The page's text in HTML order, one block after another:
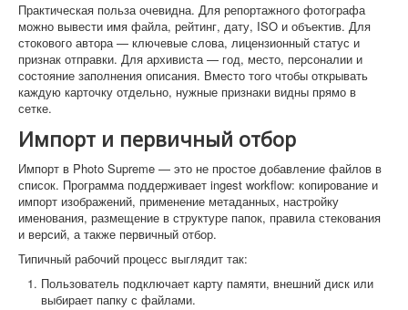
Практическая польза очевидна. Для репортажного фотографа
можно вывести имя файла, рейтинг, дату, ISO и объектив. Для
стокового автора — ключевые слова, лицензионный статус и
признак отправки. Для архивиста — год, место, персоналии и
состояние заполнения описания. Вместо того чтобы открывать
каждую карточку отдельно, нужные признаки видны прямо в
сетке.
Импорт и первичный отбор
Импорт в Photo Supreme — это не простое добавление файлов в
список. Программа поддерживает ingest workflow: копирование и
импорт изображений, применение метаданных, настройку
именования, размещение в структуре папок, правила стекования
и версий, а также первичный отбор.
Типичный рабочий процесс выглядит так:
Пользователь подключает карту памяти, внешний диск или
выбирает папку с файлами.